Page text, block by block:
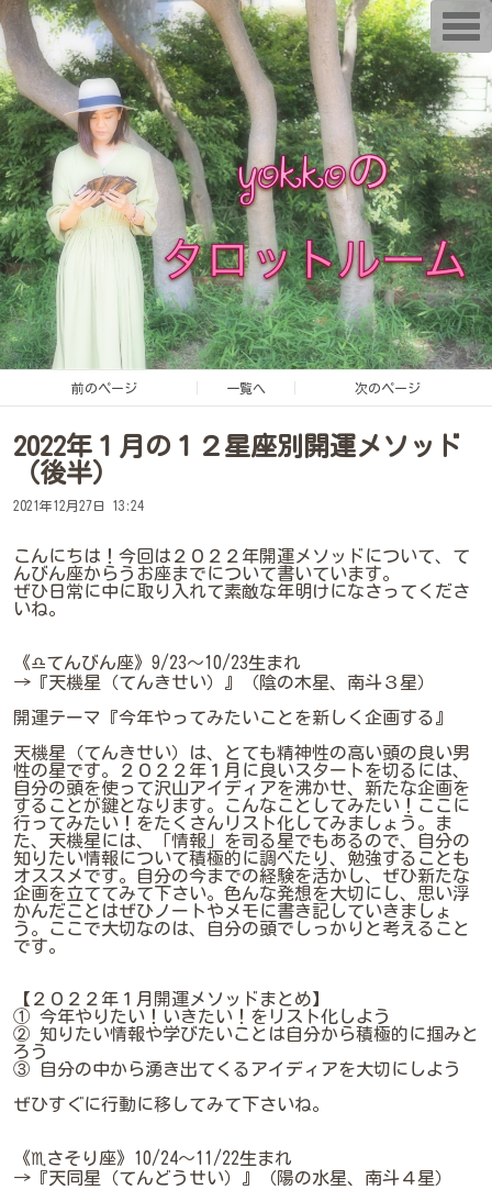
前のページ 一覧へ 次のページ
2022年１月の１２星座別開運メソッド
（後半）
2021年12月27日 13:24
こんにちは！今回は２０２２年開運メソッドについて、て
んびん座からうお座までについて書いています。
ぜひ日常に中に取り入れて素敵な年明けになさってくださ
いね。
《♎てんびん座》9/23～10/23生まれ
→『天機星（てんきせい）』（陰の木星、南斗３星）
開運テーマ『今年やってみたいことを新しく企画する』
天機星（てんきせい）は、とても精神性の高い頭の良い男
性の星です。２０２２年１月に良いスタートを切るには、
自分の頭を使って沢山アイディアを沸かせ、新たな企画を
することが鍵となります。こんなことしてみたい！ここに
行ってみたい！をたくさんリスト化してみましょう。ま
た、天機星には、「情報」を司る星でもあるので、自分の
知りたい情報について積極的に調べたり、勉強することも
オススメです。自分の今までの経験を活かし、ぜひ新たな
企画を立ててみて下さい。色んな発想を大切にし、思い浮
かんだことはぜひノートやメモに書き記していきましょ
う。ここで大切なのは、自分の頭でしっかりと考えること
です。
【２０２２年１月開運メソッドまとめ】
① 今年やりたい！いきたい！をリスト化しよう
② 知りたい情報や学びたいことは自分から積極的に掴みと
ろう
③ 自分の中から湧き出てくるアイディアを大切にしよう
ぜひすぐに行動に移してみて下さいね。
《♏さそり座》10/24～11/22生まれ
→『天同星（てんどうせい）』（陽の水星、南斗４星）
T
o
g
g
l
e
n
a
v
i
g
a
t
i
o
n